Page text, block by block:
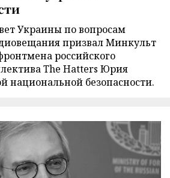
Украины по вопросам
призвал Минкульт
российского
The Hatters Юрия
национальной безопасности.